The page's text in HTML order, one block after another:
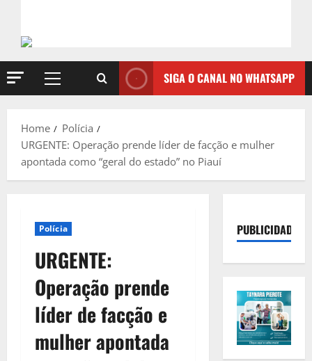
Primary
SIGA O CANAL NO WHATSAPP
Home
Polícia
URGENTE: Operação prende líder de facção e mulher
apontada como “geral do estado” no Piauí
Polícia
URGENTE:
Operação prende
líder de facção e
mulher apontada
PUBLICIDADE